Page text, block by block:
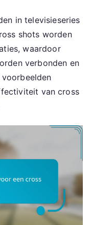
in televisieseries
shots worden
waardoor
verbonden en
van cross